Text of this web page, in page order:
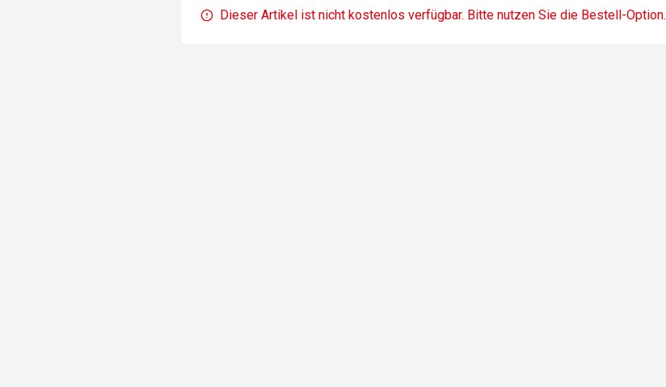
Dieser Artikel ist nicht kostenlos verfügbar. Bitte nutzen Sie die Bestell-Option.